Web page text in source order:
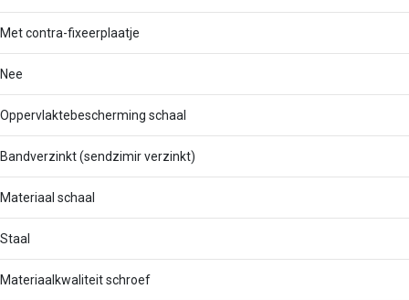
Met contra-fixeerplaatje
Nee
Oppervlaktebescherming schaal
Bandverzinkt (sendzimir verzinkt)
Materiaal schaal
Staal
Materiaalkwaliteit schroef